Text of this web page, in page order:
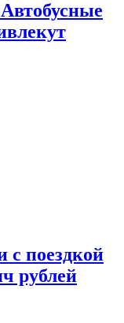
с поездкой
рублей